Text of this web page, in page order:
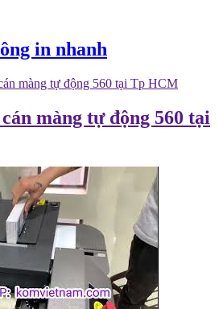
in nhanh
màng tự động 560 tại